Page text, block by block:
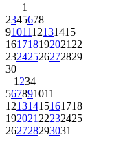
1
2345678
9101112131415
161718192021 22
23242526272829
30
1 234
567891011
12131415161718
192021 22232425
262728293031